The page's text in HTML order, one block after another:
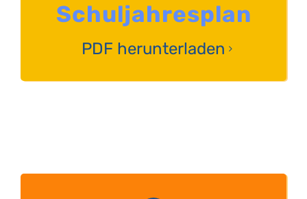
Schuljahresplan
PDF herunterladen